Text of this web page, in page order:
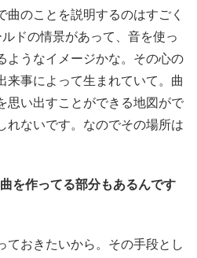
のことを説明するのはすごく
ドの情景があって、音を使っ
ようなイメージかな。その心の
来事によって生まれていて。曲
思い出すことができる地図がで
れないです。なのでその場所は
を作ってる部分もあるんです
ておきたいから。その手段とし